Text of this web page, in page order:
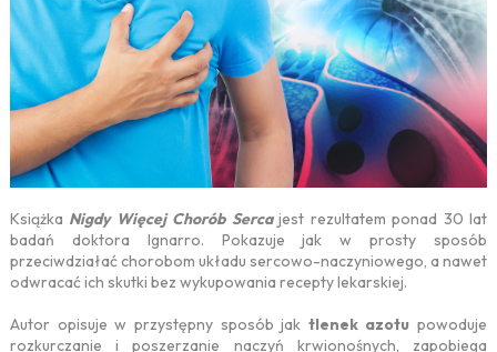
Książka Nigdy Więcej Chorób Sercajest rezultatem ponad 30 lat
badań doktora Ignarro. Pokazuje jak w prosty sposób
przeciwdziałać chorobom układu sercowo-naczyniowego, a nawet
odwracać ich skutki bez wykupowania recepty lekarskiej.
Autor opisuje w przystępny sposób jak tlenek azotu powoduje
rozkurczanie i poszerzanie naczyń krwionośnych, zapobiega